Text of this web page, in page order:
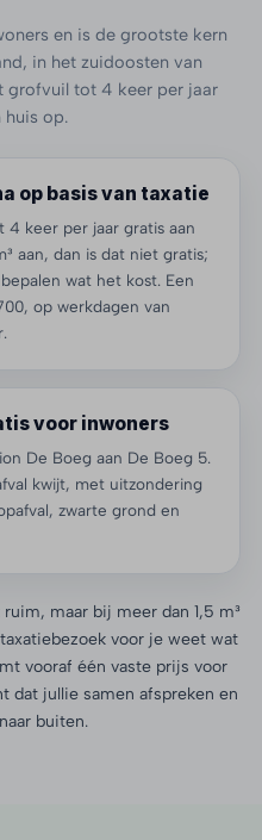
en is de grootste kern
in het zuidoosten van
grofvuil tot 4 keer per jaar
huis op.
op basis van taxatie
keer per jaar gratis aan
aan, dan is dat niet gratis;
wat het kost. Een
op werkdagen van
voor inwoners
De Boeg aan De Boeg 5.
kwijt, met uitzondering
zwarte grond en
maar bij meer dan 1,5 m³
voor je weet wat
vooraf één vaste prijs voor
dat jullie samen afspreken en
buiten.